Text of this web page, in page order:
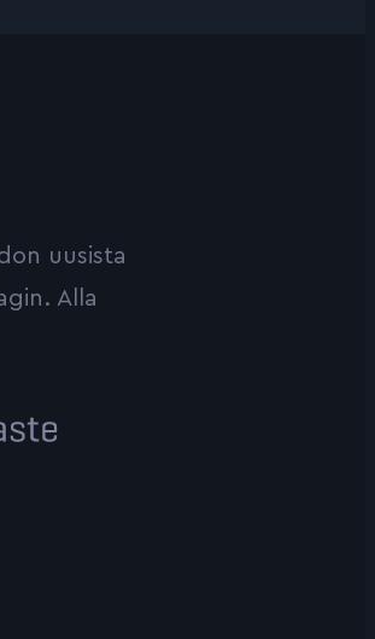
uusista
Alla